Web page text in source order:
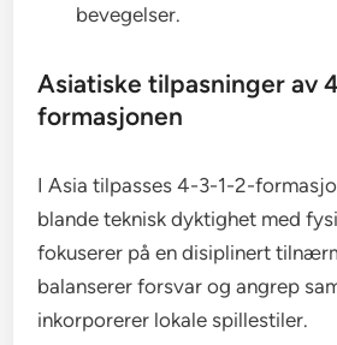
bevegelser.
Asiatiske tilpasninger av
formasjonen
I Asia tilpasses 4-3-1-2-
blande teknisk dyktighet med
fokuserer på en disiplinert
balanserer forsvar og angrep
inkorporerer lokale spillestiler.